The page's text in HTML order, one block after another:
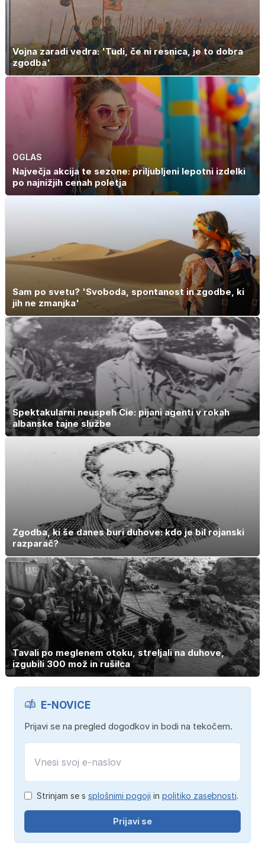
Vojna zaradi vedra: 'Tudi, če ni resnica, je to dobra
zgodba'
OGLAS
Največja akcija te sezone: priljubljeni lepotni izdelki
po najnižjih cenah poletja
Sam po svetu? 'Svoboda, spontanost in zgodbe, ki
jih ne zmanjka'
Spektakularni neuspeh Cie: pijani agenti v rokah
albanske tajne službe
Zgodba, ki še danes buri duhove: kdo je bil rojanski
razparač?
Tavali po meglenem otoku, streljali na duhove,
izgubili 300 mož in rušilca
E-NOVICE
Prijavi se na pregled dogodkov in bodi na tekočem.
Strinjam se s splošnimi pogoji in politiko zasebnosti.
Prijavi se